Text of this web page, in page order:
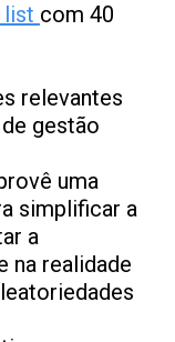
list com 40
relevantes
gestão
uma
simplificar a
a
na realidade